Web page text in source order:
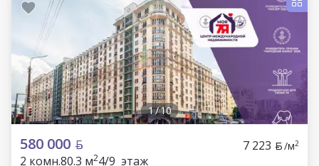
1/10
580 000 7 223 /м2
2 комн.80.3 м24/9 этаж